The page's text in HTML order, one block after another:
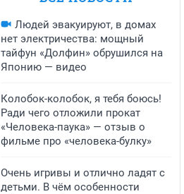
Людей эвакуируют, в домах
нет электричества: мощный
тайфун «Долфин» обрушился на
Японию — видео
Колобок-колобок, я тебя боюсь!
Ради чего отложили прокат
«Человека-паука» — отзыв о
фильме про «человека-булку»
Очень игривы и отлично ладят с
детьми. В чём особенности